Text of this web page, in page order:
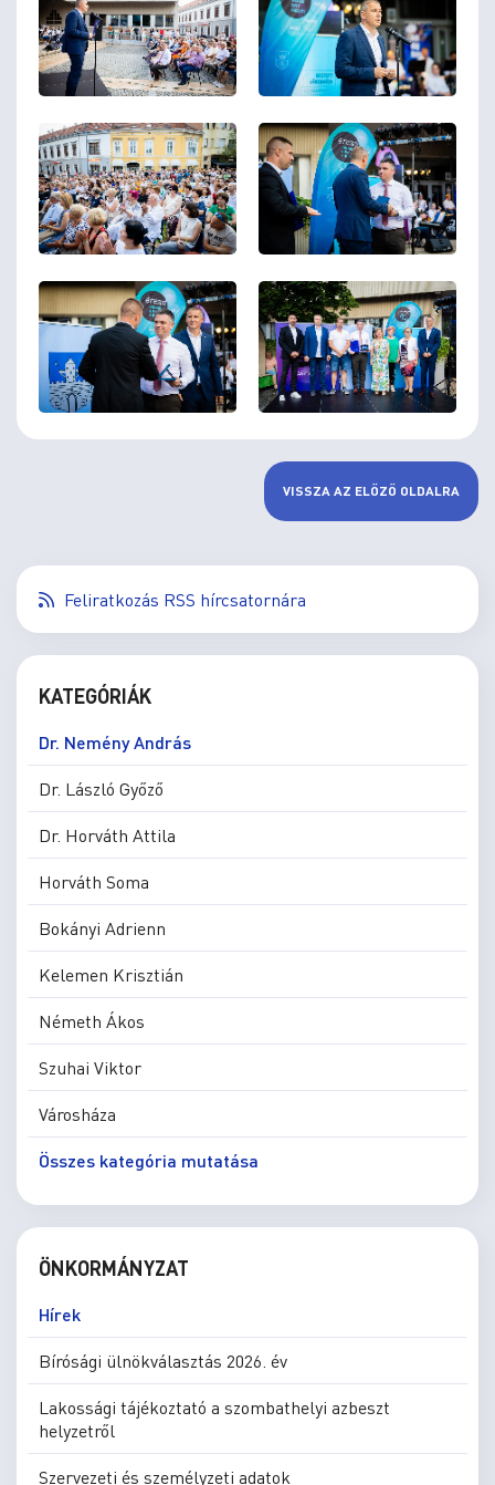
VISSZA AZ ELŐZŐ OLDALRA
Feliratkozás RSS hírcsatornára
KATEGÓRIÁK
Dr. Nemény András
Dr. László Győző
Dr. Horváth Attila
Horváth Soma
Bokányi Adrienn
Kelemen Krisztián
Németh Ákos
Szuhai Viktor
Városháza
Összes kategória mutatása
ÖNKORMÁNYZAT
Hírek
Bírósági ülnökválasztás 2026. év
Lakossági tájékoztató a szombathelyi azbeszt
helyzetről
Szervezeti és személyzeti adatok